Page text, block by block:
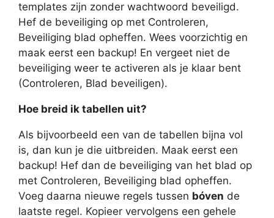
templates zijn zonder wachtwoord beveiligd.
Hef de beveiliging op met Controleren,
Beveiliging blad opheffen. Wees voorzichtig en
maak eerst een backup! En vergeet niet de
beveiliging weer te activeren als je klaar bent
(Controleren, Blad beveiligen).
Hoe breid ik tabellen uit?
Als bijvoorbeeld een van de tabellen bijna vol
is, dan kun je die uitbreiden. Maak eerst een
backup! Hef dan de beveiliging van het blad op
met Controleren, Beveiliging blad opheffen.
Voeg daarna nieuwe regels tussen bóven de
laatste regel. Kopieer vervolgens een gehele